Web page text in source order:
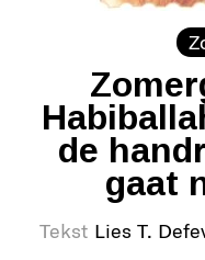
de
gaat
Tekst Lies T.